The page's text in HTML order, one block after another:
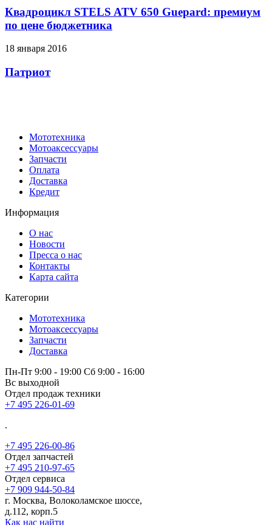
Квадроцикл STELS ATV 650 Guepard: премиум
по цене бюджетника
18 января 2016
Патриот
Мототехника
Мотоаксессуары
Запчасти
Оплата
Доставка
Кредит
Информация
О нас
Новости
Пресса о нас
Контакты
Карта сайта
Категории
Мототехника
Мотоаксессуары
Запчасти
Доставка
Пн-Пт 9:00 - 19:00 Сб 9:00 - 16:00
Вс выходной
Отдел продаж техники
+7 495 226-01-69
.
+7 495 226-00-86
Отдел запчастей
+7 495 210-97-65
Отдел сервиса
+7 909 944-50-84
г. Москва, Волоколамское шоссе,
д.112, корп.5
Как нас найти